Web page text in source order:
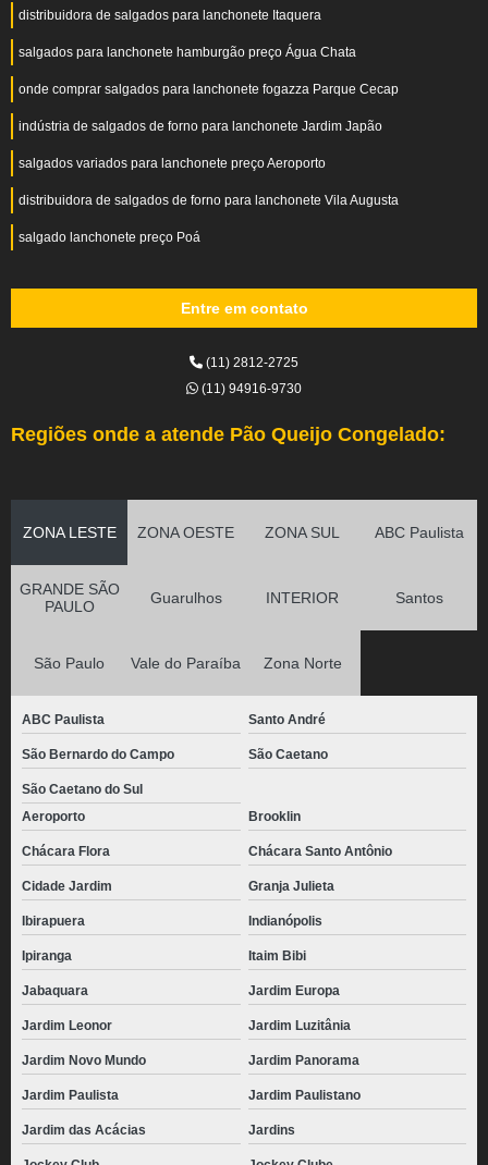
distribuidora de salgados para lanchonete Itaquera
salgados para lanchonete hamburgão preço Água Chata
onde comprar salgados para lanchonete fogazza Parque Cecap
indústria de salgados de forno para lanchonete Jardim Japão
salgados variados para lanchonete preço Aeroporto
distribuidora de salgados de forno para lanchonete Vila Augusta
salgado lanchonete preço Poá
Entre em contato
(11) 2812-2725
(11) 94916-9730
Regiões onde a atende Pão Queijo Congelado:
ZONA LESTE ZONA OESTE ZONA SUL ABC Paulista
GRANDE SÃO
PAULO
Guarulhos INTERIOR Santos
São Paulo Vale do Paraíba Zona Norte
ABC Paulista Santo André
São Bernardo do Campo São Caetano
São Caetano do Sul
Aeroporto
Brooklin
Chácara Flora Chácara Santo Antônio
Cidade Jardim Granja Julieta
Ibirapuera Indianópolis
Ipiranga Itaim Bibi
Jabaquara Jardim Europa
Jardim Leonor Jardim Luzitânia
Jardim Novo Mundo Jardim Panorama
Jardim Paulista Jardim Paulistano
Jardim das Acácias Jardins